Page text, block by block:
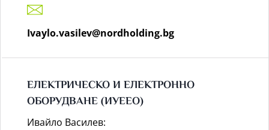
Ivaylo.vasilev@nordholding.bg
ЕЛЕКТРИЧЕСКО И ЕЛЕКТРОННО
ОБОРУДВАНЕ (ИУЕЕО)
Ивайло Василев: